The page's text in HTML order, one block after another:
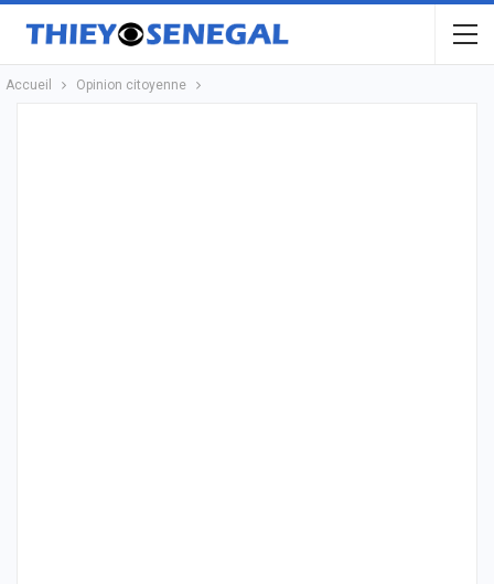
Accueil Opinion citoyenne